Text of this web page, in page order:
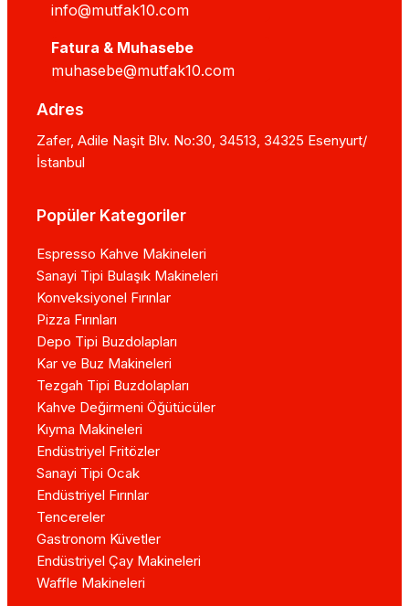
info@mutfak10.com
Fatura & Muhasebe
muhasebe@mutfak10.com
Adres
Zafer, Adile Naşit Blv. No:30, 34513, 34325 Esenyurt/
İstanbul
Popüler Kategoriler
Espresso Kahve Makineleri
Sanayi Tipi Bulaşık Makineleri
Konveksiyonel Fırınlar
Pizza Fırınları
Depo Tipi Buzdolapları
Kar ve Buz Makineleri
Tezgah Tipi Buzdolapları
Kahve Değirmeni Öğütücüler
Kıyma Makineleri
Endüstriyel Fritözler
Sanayi Tipi Ocak
Endüstriyel Fırınlar
Tencereler
Gastronom Küvetler
Endüstriyel Çay Makineleri
Waffle Makineleri